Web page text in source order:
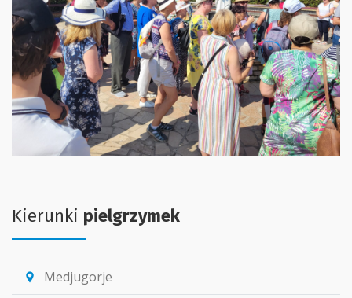
Kierunki pielgrzymek
location_pin Medjugorje